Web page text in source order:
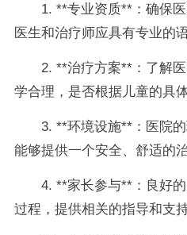
1. **专业资质**：确保
医生和治疗师应具有专业的
2. **治疗方案**：了解
学合理，是否根据儿童的具
3. **环境设施**：医院
能够提供一个安全、舒适的
4. **家长参与**：良好
过程，提供相关的指导和支持